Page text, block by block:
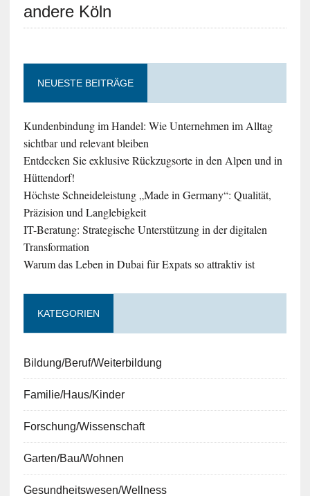
andere Köln
NEUESTE BEITRÄGE
Kundenbindung im Handel: Wie Unternehmen im Alltag
sichtbar und relevant bleiben
Entdecken Sie exklusive Rückzugsorte in den Alpen und in
Hüttendorf!
Höchste Schneideleistung „Made in Germany“: Qualität,
Präzision und Langlebigkeit
IT-Beratung: Strategische Unterstützung in der digitalen
Transformation
Warum das Leben in Dubai für Expats so attraktiv ist
KATEGORIEN
Bildung/Beruf/Weiterbildung
Familie/Haus/Kinder
Forschung/Wissenschaft
Garten/Bau/Wohnen
Gesundheitswesen/Wellness